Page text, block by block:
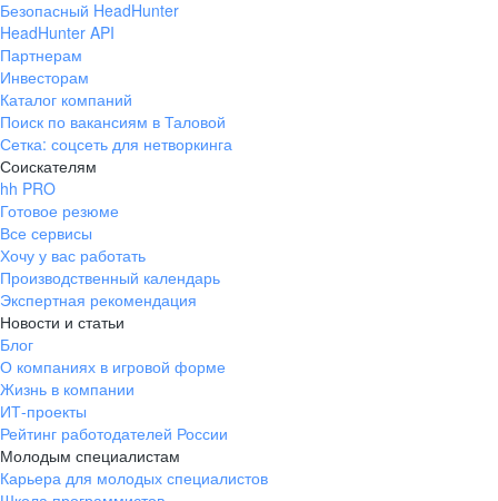
Безопасный HeadHunter
HeadHunter API
Партнерам
Инвесторам
Каталог компаний
Поиск по вакансиям в Таловой
Сетка: соцсеть для нетворкинга
Соискателям
hh PRO
Готовое резюме
Все сервисы
Хочу у вас работать
Производственный календарь
Экспертная рекомендация
Новости и статьи
Блог
О компаниях в игровой форме
Жизнь в компании
ИТ-проекты
Рейтинг работодателей России
Молодым специалистам
Карьера для молодых специалистов